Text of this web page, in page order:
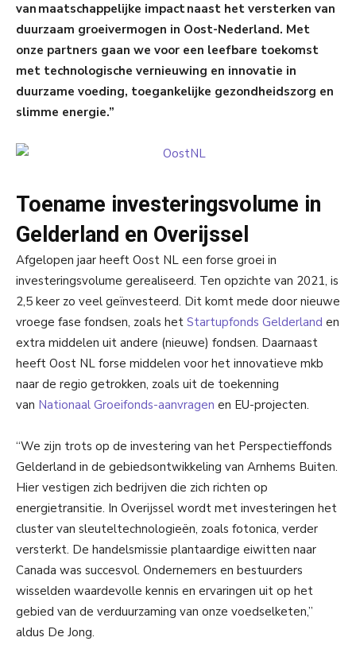
van maatschappelijke impact naast het versterken van
duurzaam groeivermogen in Oost-Nederland. Met
onze partners gaan we voor een leefbare toekomst
met technologische vernieuwing en innovatie in
duurzame voeding, toegankelijke gezondheidszorg en
slimme energie.”
Toename investeringsvolume in
Gelderland en Overijssel
Afgelopen jaar heeft Oost NL een forse groei in
investeringsvolume gerealiseerd. Ten opzichte van 2021, is
2,5 keer zo veel geïnvesteerd. Dit komt mede door nieuwe
vroege fase fondsen, zoals het Startupfonds Gelderland en
extra middelen uit andere (nieuwe) fondsen. Daarnaast
heeft Oost NL forse middelen voor het innovatieve mkb
naar de regio getrokken, zoals uit de toekenning
van Nationaal Groeifonds-aanvragen en EU-projecten.
“We zijn trots op de investering van het Perspectieffonds
Gelderland in de gebiedsontwikkeling van Arnhems Buiten.
Hier vestigen zich bedrijven die zich richten op
energietransitie. In Overijssel wordt met investeringen het
cluster van sleuteltechnologieën, zoals fotonica, verder
versterkt. De handelsmissie plantaardige eiwitten naar
Canada was succesvol. Ondernemers en bestuurders
wisselden waardevolle kennis en ervaringen uit op het
gebied van de verduurzaming van onze voedselketen,”
aldus De Jong.